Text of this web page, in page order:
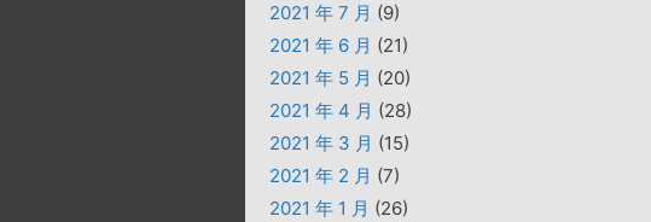
2021 年 7 月 (9)
2021 年 6 月 (21)
2021 年 5 月 (20)
2021 年 4 月 (28)
2021 年 3 月 (15)
2021 年 2 月 (7)
2021 年 1 月 (26)